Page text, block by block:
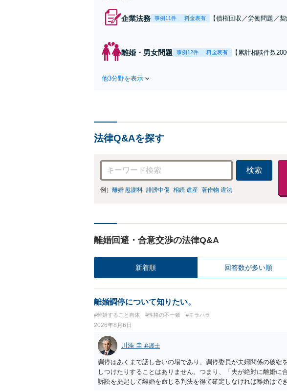
企業法務 事例11件 料金表有
【債権回収／労働問題／
をお探しの方もご相談く
件も対応OK】
離婚・男女問題 事例12件 料金表有
【累計相談件数
他3分野を表示
法律Q&Aを探す
検索
例） 離婚 慰謝料 誹謗中傷 相続 遺産 著作物 違法
離婚回避・合意交渉の法律Q&A
新着順 回答数が多い順
離婚調停について知りたい。
#離婚すること自体 #性格の不一致 #モラハラ
2026年8月6日
川添 圭 弁護士
調停はあくまで話し合いの場であり、調停委員が夫婦関係の破綻
しつけたりすることはありません。つまり、「夫が絶対に離婚に
訴訟を提起して離婚を命じる判決を得て確定しなければ離婚はで